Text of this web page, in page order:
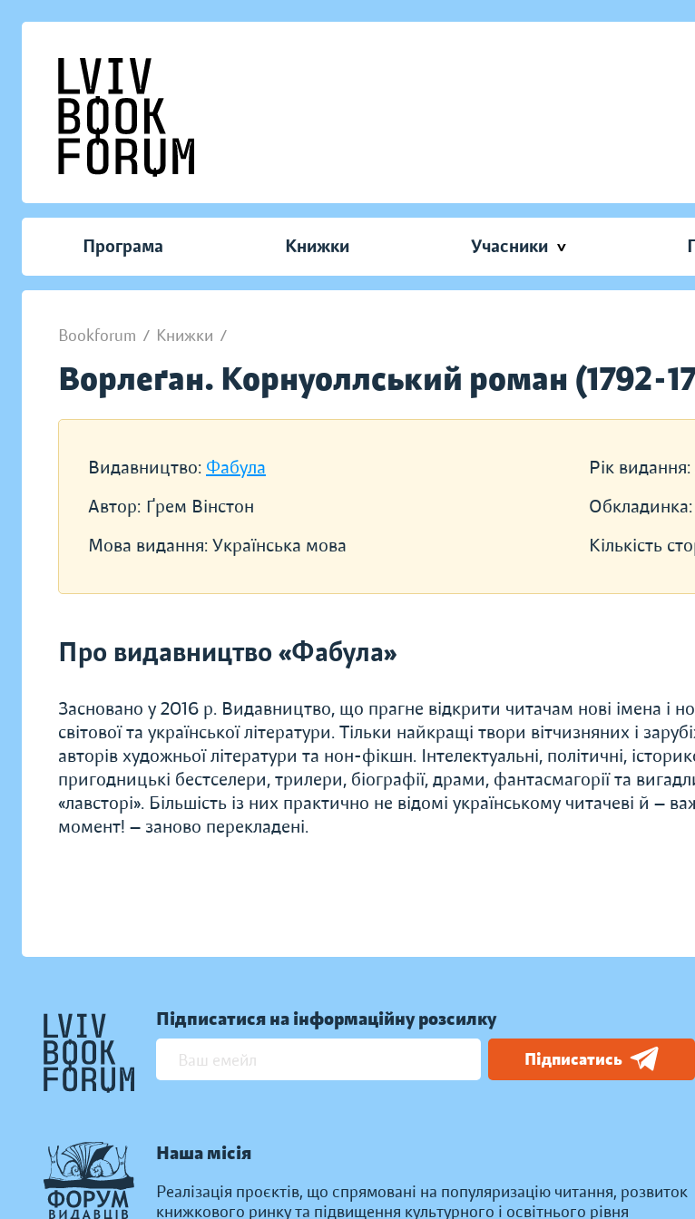
Програма Книжки Учасники
Bookforum / Книжки /
Ворлеґан. Корнуоллський роман (1792-
Видавництво: Фабула
Автор: Ґрем Вінстон
Мова видання: Українська мова
Рік видання:
Обкладинка:
Кількість
Про видавництво «Фабула»
Засновано у 2016 р. Видавництво, що прагне відкрити читачам нові імена і
світової та української літератури. Тільки найкращі твори вітчизняних і
авторів художньої літератури та нон-фікшн. Інтелектуальні, політичні,
пригодницькі бестселери, трилери, біографії, драми, фантасмагорії та
«лавсторі». Більшість із них практично не відомі українському читачеві й —
момент! — заново перекладені.
Підписатися на інформаційну розсилку
Підписатись
Наша місія
Реалізація проєктів, що спрямовані на популяризацію читання, розвиток
книжкового ринку та підвищення культурного і освітнього рівня